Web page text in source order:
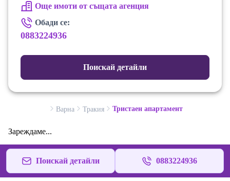
Още имоти от същата агенция
Обади се:
0883224936
Поискай детайли
Варна Тракия Тристаен апартамент
Зареждаме...
Поискай детайли 0883224936